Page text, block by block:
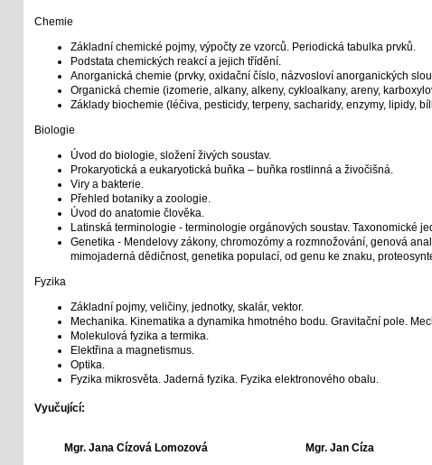
Chemie
Základní chemické pojmy, výpočty ze vzorců. Periodická tabulka prvků.
Podstata chemických reakcí a jejich třídění.
Anorganická chemie (prvky, oxidační číslo, názvosloví anorganických
Organická chemie (izomerie, alkany, alkeny, cykloalkany, areny,
Základy biochemie (léčiva, pesticidy, terpeny, sacharidy, enzymy, lipidy,
Biologie
Úvod do biologie, složení živých soustav.
Prokaryotická a eukaryotická buňka – buňka rostlinná a živočišná.
Viry a bakterie.
Přehled botaniky a zoologie.
Úvod do anatomie člověka.
Latinská terminologie - terminologie orgánových soustav. Taxonomické
Genetika - Mendelovy zákony, chromozómy a rozmnožování, genová
mimojaderná dědičnost, genetika populací, od genu ke znaku,
Fyzika
Základní pojmy, veličiny, jednotky, skalár, vektor.
Mechanika. Kinematika a dynamika hmotného bodu. Gravitační pole.
Molekulová fyzika a termika.
Elektřina a magnetismus.
Optika.
Fyzika mikrosvěta. Jaderná fyzika. Fyzika elektronového obalu.
Vyučující:
Mgr. Jana Cízová Lomozová
Mgr. Jan Cíza